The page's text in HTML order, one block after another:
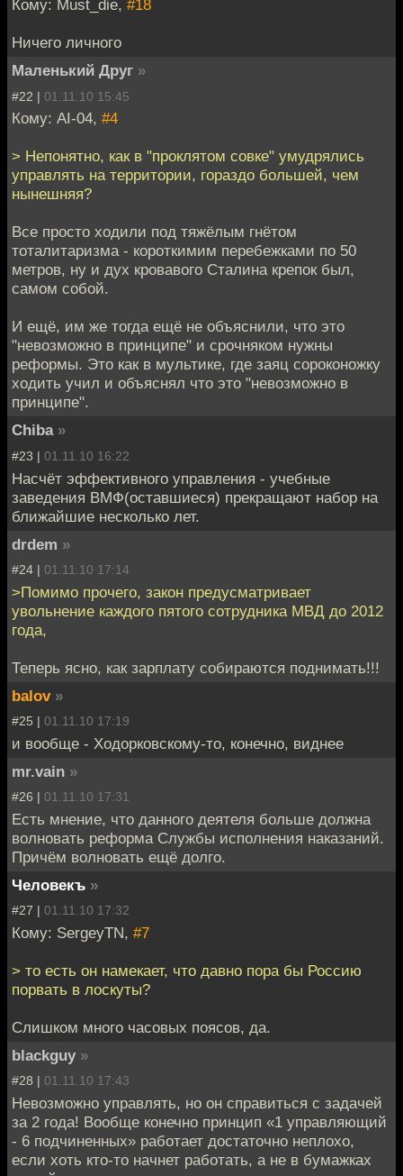
Кому: Must_die, #18
Ничего личного
Маленький Друг »
#22 | 01.11.10 15:45
Кому: AI-04, #4
> Непонятно, как в "проклятом совке" умудрялись
управлять на территории, гораздо большей, чем
нынешняя?
Все просто ходили под тяжёлым гнётом
тоталитаризма - короткимим перебежками по 50
метров, ну и дух кровавого Сталина крепок был,
самом собой.
И ещё, им же тогда ещё не объяснили, что это
"невозможно в принципе" и срочняком нужны
реформы. Это как в мультике, где заяц сороконожку
ходить учил и объяснял что это "невозможно в
принципе".
Chiba »
#23 | 01.11.10 16:22
Насчёт эффективного управления - учебные
заведения ВМФ(оставшиеся) прекращают набор на
ближайшие несколько лет.
drdem »
#24 | 01.11.10 17:14
>Помимо прочего, закон предусматривает
увольнение каждого пятого сотрудника МВД до 2012
года,
Теперь ясно, как зарплату собираются поднимать!!!
balov »
#25 | 01.11.10 17:19
и вообще - Ходорковскому-то, конечно, виднее
mr.vain »
#26 | 01.11.10 17:31
Есть мнение, что данного деятеля больше должна
волновать реформа Службы исполнения наказаний.
Причём волновать ещё долго.
Человекъ »
#27 | 01.11.10 17:32
Кому: SergeyTN, #7
> то есть он намекает, что давно пора бы Россию
порвать в лоскуты?
Слишком много часовых поясов, да.
blackguy »
#28 | 01.11.10 17:43
Невозможно управлять, но он справиться с задачей
за 2 года! Вообще конечно принцип «1 управляющий
- 6 подчиненных» работает достаточно неплохо,
если хоть кто-то начнет работать, а не в бумажках